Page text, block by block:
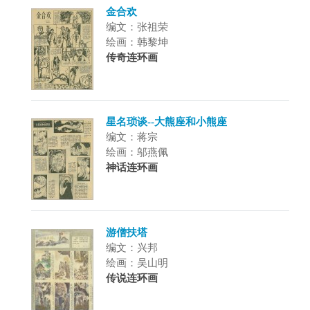
金合欢
编文：张祖荣
绘画：韩黎坤
传奇连环画
星名琐谈--大熊座和小熊座
编文：蒋宗
绘画：邬燕佩
神话连环画
游僧扶塔
编文：兴邦
绘画：吴山明
传说连环画